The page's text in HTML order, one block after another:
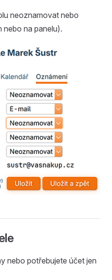
neoznamovat nebo
nebo na panelu).
nebo potřebujete účet jen